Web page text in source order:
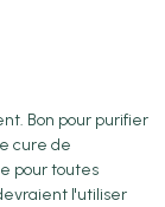
Bon pour purifier
cure de
pour toutes
l'utiliser